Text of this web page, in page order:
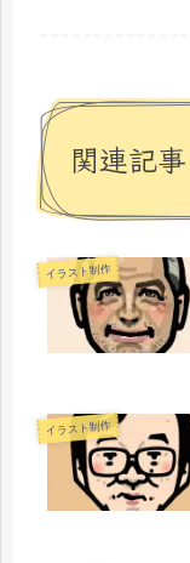
関連記事
イラスト制作
イラスト制作